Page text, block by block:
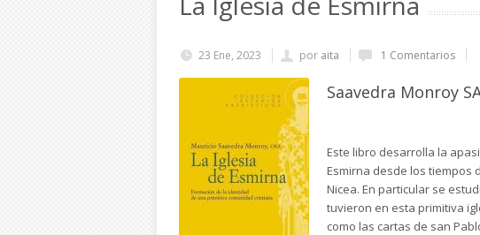
23 Ene, 2023 por aita 1 Comentarios
Saavedra Monroy
Este libro desarrolla la
Esmirna desde los tiempos
Nicea. En particular se
tuvieron en esta primitiva
como las cartas de san